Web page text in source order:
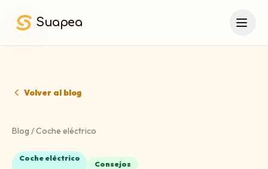
Suapea
Volver al blog
Blog /Coche eléctrico
Coche eléctrico
Consejos